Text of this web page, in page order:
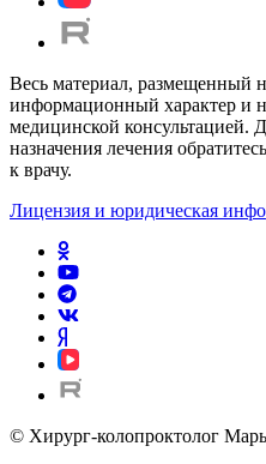
Весь материал, размещенный
информационный характер и
медицинской консультацией.
назначения лечения
к врачу.
Лицензия и юридическая
© Хирург-колопроктолог